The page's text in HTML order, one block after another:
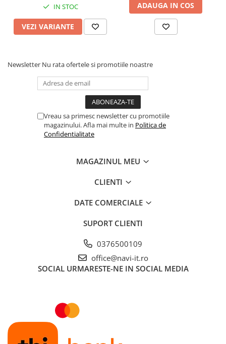
IN STOC
VEZI VARIANTE
ADAUGA IN COS
Newsletter Nu rata ofertele si promotiile noastre
Vreau sa primesc newsletter cu promotiile
magazinului. Afla mai multe in Politica de
Confidentialitate
MAGAZINUL MEU
CLIENTI
DATE COMERCIALE
SUPORT CLIENTI
0376500109
office@navi-it.ro
SOCIAL URMARESTE-NE IN SOCIAL MEDIA